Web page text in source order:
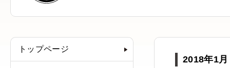
トップページ
2018年1月